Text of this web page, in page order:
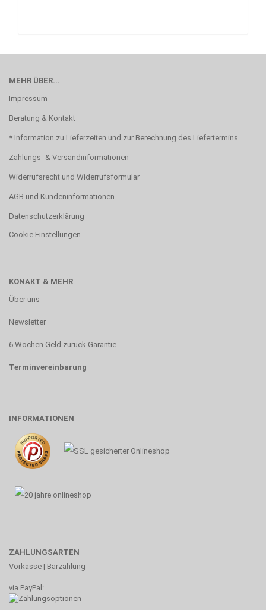
MEHR ÜBER...
Impressum
Beratung & Kontakt
* Information zu Lieferzeiten und zur Berechnung des Liefertermins
Zahlungs- & Versandinformationen
Widerrufsrecht und Widerrufsformular
AGB und Kundeninformationen
Datenschutzerklärung
Cookie Einstellungen
KONAKT & MEHR
Über uns
Newsletter
6 Wochen Geld zurück Garantie
Terminvereinbarung
INFORMATIONEN
ZAHLUNGSARTEN
Vorkasse | Barzahlung
via PayPal: